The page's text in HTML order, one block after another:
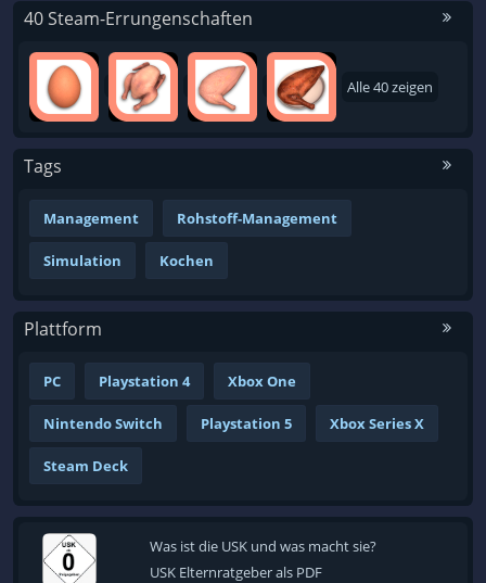
40 Steam-Errungenschaften
Alle 40 zeigen
Tags
Management Rohstoff-Management
Simulation Kochen
Plattform
PC Playstation 4 Xbox One
Nintendo Switch Playstation 5 Xbox Series X
Steam Deck
Was ist die USK und was macht sie?
USK Elternratgeber als PDF